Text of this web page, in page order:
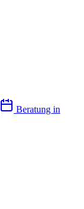
Beratung in